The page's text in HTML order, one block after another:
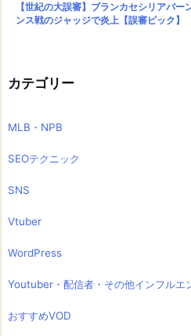
【世紀の大誤審】ブランカセシリアバ
ンス戦のジャッジで炎上【誤審ピック】
カテゴリー
MLB・NPB
SEOテクニック
SNS
Vtuber
WordPress
Youtuber・配信者・その他インフルエ
おすすめVOD